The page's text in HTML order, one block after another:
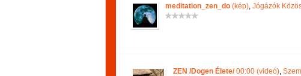
meditation_zen_do (kép), Jógázók
ZEN /Dogen Élete/00:00 (videó),